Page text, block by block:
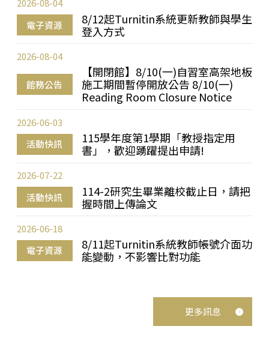
電子資源
8/12起Turnitin系統更新教師與學生
登入方式
2026-08-04
館務公告
【開閉館】8/10(一)自習室高架地板
施工期間暫停開放公告 8/10(一)
Reading Room Closure Notice
2026-08-04
活動快訊
115學年度第1學期「教授指定用
書」，歡迎踴躍提出申請!
2026-06-03
活動快訊
114-2研究生畢業離校截止日，請把
握時間上傳論文
2026-07-22
電子資源
8/11起Turnitin系統教師帳號介面功
能變動，不影響比對功能
2026-06-18
更多訊息